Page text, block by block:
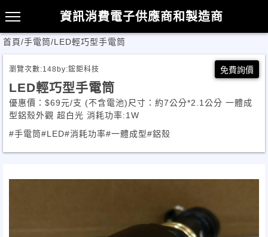
資訊消費電子供應商和製造商
首頁/手電筒/LED輕巧型手電筒
瀏覽次數:148 by:鋐鉅科技 免費詢價
LED輕巧型手電筒
優惠價：$69元/支 (不含電池)尺寸：約7公分*2.1公分 一體成
型鋁殼外觀 超白光 消耗功率:1W
#手電筒#LED#消耗功率#一體成型#鋁殼